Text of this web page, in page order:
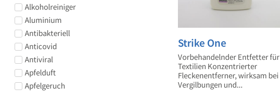
Alkoholreiniger
Aluminium
Antibakteriell
Anticovid
Antiviral
Apfelduft
Apfelgeruch
Strike One
Vorbehandelnder Entfetter für
Textilien Konzentrierter
Fleckenentferner, wirksam bei
Vergilbungen und...